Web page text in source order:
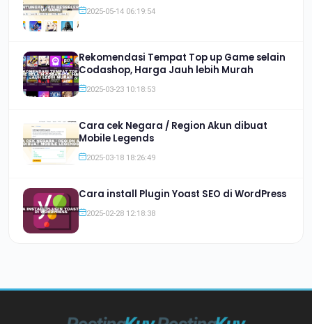
2025-05-14 06:19:54
Rekomendasi Tempat Top up Game selain
Codashop, Harga Jauh lebih Murah
2025-03-23 10:18:53
Cara cek Negara / Region Akun dibuat
Mobile Legends
2025-03-18 18:26:49
Cara install Plugin Yoast SEO di WordPress
2025-02-28 12:18:38